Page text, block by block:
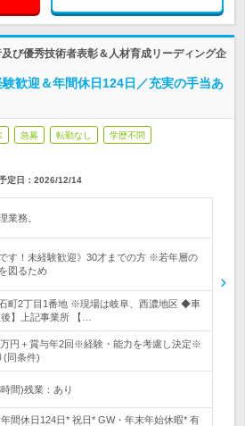
び優秀技術者表彰＆人材育成リーディング企
験歓迎＆年間休日124日／充実の手当あ
急募 転勤なし 学歴不問
定日： 2026/12/14
業務。
です！未経験歓迎》30才までの方 ※若年層の
図るため
町2丁目1番地 ※現場は岐阜、西濃地区 ◆車
】上記事業所 【…
万円＋賞与年2回※経験・能力を考慮し決定※
(同条件)
間)残業：あり
間休日124日* 祝日* GW・年末年始休暇* 有